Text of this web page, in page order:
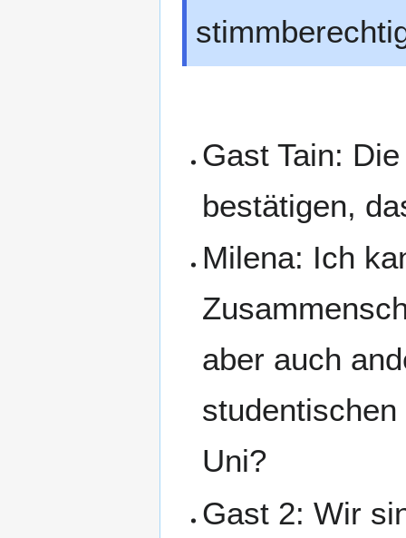
Gast Tain:
bestätigen,
Milena: Ich
aber auch
Uni?
Gast 2: Wir